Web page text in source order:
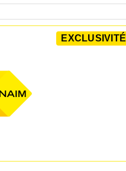
EXCLUSIVITÉ